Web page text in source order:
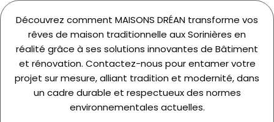
Découvrez comment MAISONS DRÉAN transforme vos
rêves de maison traditionnelle aux Sorinières en
réalité grâce à ses solutions innovantes de Bâtiment
et rénovation. Contactez-nous pour entamer votre
projet sur mesure, alliant tradition et modernité, dans
un cadre durable et respectueux des normes
environnementales actuelles.